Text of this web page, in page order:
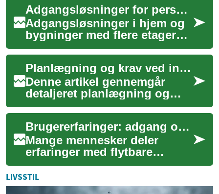
traditi...
Adgangsløsninger for personer med nedsat mobilitet i flere etager
Adgangsløsninger i hjem og
bygninger med flere etager
kan gøre en væsentlig forskel
for personer med nedsat
mobilitet...
Planlægning og krav ved installation af adgangshjælp i hjemmet
Denne artikel gennemgår
detaljeret planlægning og
praktiske krav ved installation
af adgangshjælp i private
boliger. ...
Brugererfaringer: adgang og selvstændighed med flytbare trappeløsninger
Mange mennesker deler
erfaringer med flytbare
trappeløsninger, hvor fokus
ofte ligger på øget adgang og
større selvst...
LIVSSTIL